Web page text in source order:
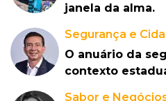
janela da alma.
Segurança e
O anuário da
contexto
Sabor e